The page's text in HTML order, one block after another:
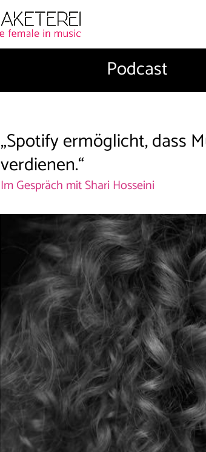
Podcast
„Spotify ermöglicht, dass
verdienen.“
Im Gespräch mit Shari Hosseini